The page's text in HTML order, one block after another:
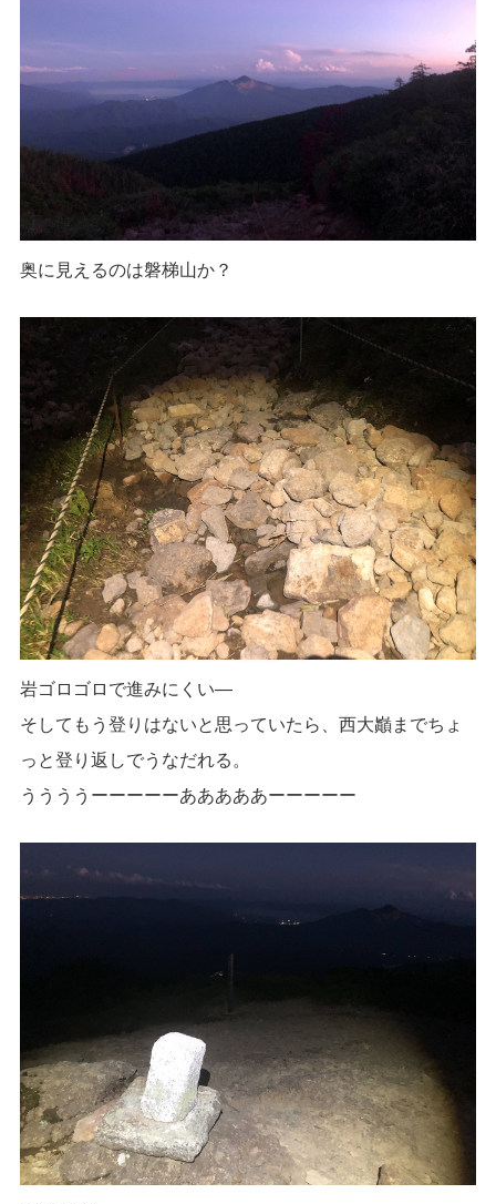
奥に見えるのは磐梯山か？
岩ゴロゴロで進みにくい―
そしてもう登りはないと思っていたら、西大巓までちょ
っと登り返しでうなだれる。
ううううーーーーーあああああーーーーー